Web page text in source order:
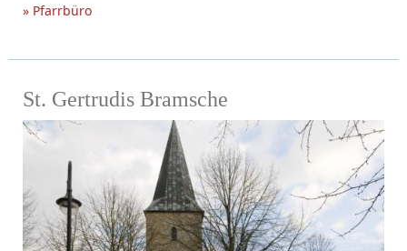
» Pfarrbüro
St. Gertrudis Bramsche